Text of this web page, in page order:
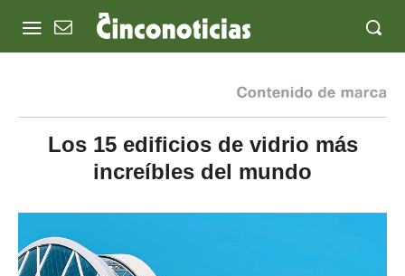
Los 15 edificios de vidrio más
increíbles del mundo